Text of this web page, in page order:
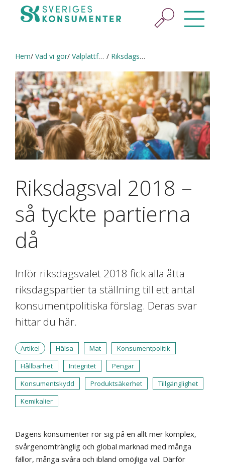
Hem Vad vi gör Valplattform 2022 Riksdagsval 2018 – så tyckte partierna då
Riksdagsval 2018 –
så tyckte partierna
då
Inför riksdagsvalet 2018 fick alla åtta
riksdagspartier ta ställning till ett antal
konsumentpolitiska förslag. Deras svar
hittar du här.
Artikel Hälsa Mat
Konsumentpolitik
Hållbarhet
Integritet
Pengar
Konsumentskydd
Produktsäkerhet
Tillgänglighet
Kemikalier
Dagens konsumenter rör sig på en allt mer komplex,
svårgenomtränglig och global marknad med många
fällor, många svåra och ibland omöjliga val. Därför